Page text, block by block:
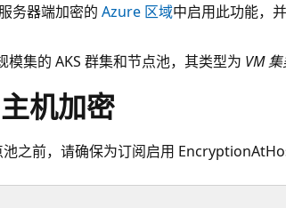
务器端加密的 Azure 区域中启用此功能，
模集的 AKS 群集和节点池，其类型为 VM
机加密
之前，请确保为订阅启用